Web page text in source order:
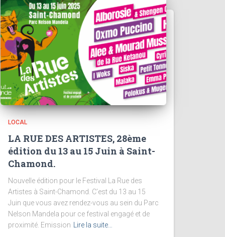
LOCAL
LA RUE DES ARTISTES, 28ème
édition du 13 au 15 Juin à Saint-
Chamond.
Nouvelle édition pour le Festival La Rue des
Artistes à Saint-Chamond. C’est du 13 au 15
Juin que vous avez rendez-vous au sein du Parc
Nelson Mandela pour ce festival engagé et de
proximité. Emission
Lire la suite…